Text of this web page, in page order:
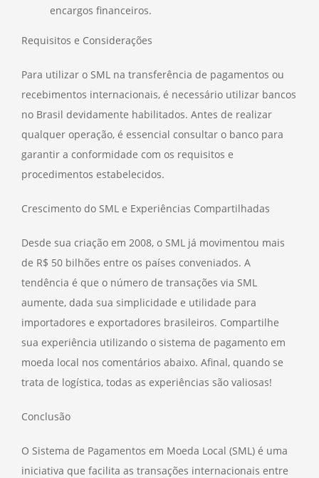
encargos financeiros.
Requisitos e Considerações
Para utilizar o SML na transferência de pagamentos ou
recebimentos internacionais, é necessário utilizar bancos
no Brasil devidamente habilitados. Antes de realizar
qualquer operação, é essencial consultar o banco para
garantir a conformidade com os requisitos e
procedimentos estabelecidos.
Crescimento do SML e Experiências Compartilhadas
Desde sua criação em 2008, o SML já movimentou mais
de R$ 50 bilhões entre os países conveniados. A
tendência é que o número de transações via SML
aumente, dada sua simplicidade e utilidade para
importadores e exportadores brasileiros. Compartilhe
sua experiência utilizando o sistema de pagamento em
moeda local nos comentários abaixo. Afinal, quando se
trata de logística, todas as experiências são valiosas!
Conclusão
O Sistema de Pagamentos em Moeda Local (SML) é uma
iniciativa que facilita as transações internacionais entre